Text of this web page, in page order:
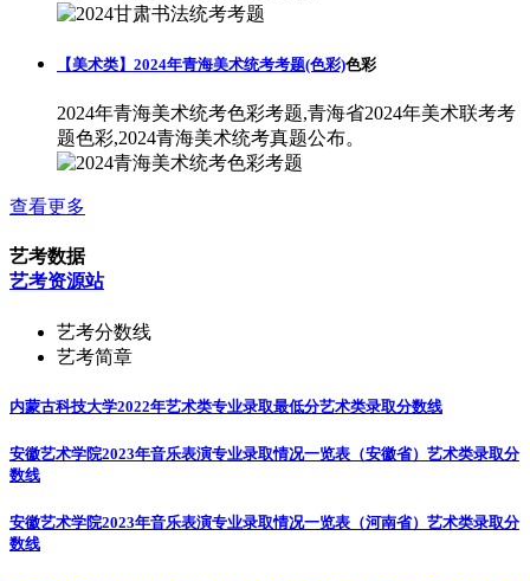
【美术类】2024年青海美术统考考题(色彩)色彩
2024年青海美术统考色彩考题,青海省2024年美术联考考
题色彩,2024青海美术统考真题公布。
查看更多
艺考数据
艺考资源站
艺考分数线
艺考简章
内蒙古科技大学2022年艺术类专业录取最低分艺术类录取分数线
安徽艺术学院2023年音乐表演专业录取情况一览表（安徽省） 艺术类录取分
数线
安徽艺术学院2023年音乐表演专业录取情况一览表（河南省） 艺术类录取分
数线